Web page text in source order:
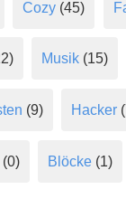
Cozy (45)
Musik (15)
(9) Hacker
Blöcke (1)